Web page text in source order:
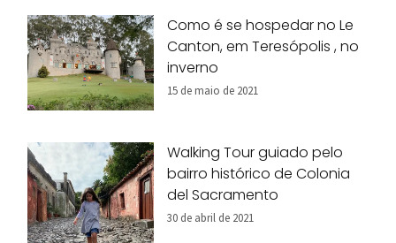
Como é se hospedar no Le
Canton, em Teresópolis , no
inverno
15 de maio de 2021
Walking Tour guiado pelo
bairro histórico de Colonia
del Sacramento
30 de abril de 2021